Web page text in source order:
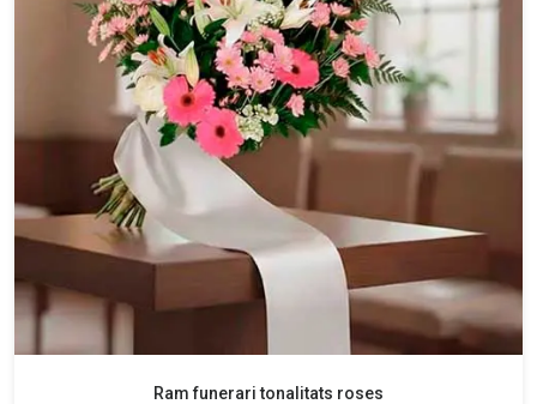
Ram funerari tonalitats roses